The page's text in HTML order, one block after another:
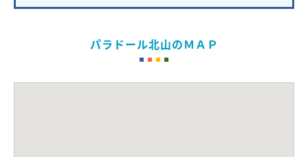
パラドール北山のＭＡＰ